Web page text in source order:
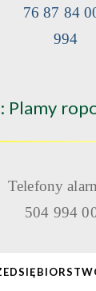
76 87 84
994
: Plamy
Telefony
504 994